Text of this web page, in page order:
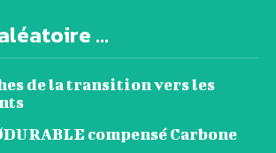
...
de la transition vers les
compensé Carbone